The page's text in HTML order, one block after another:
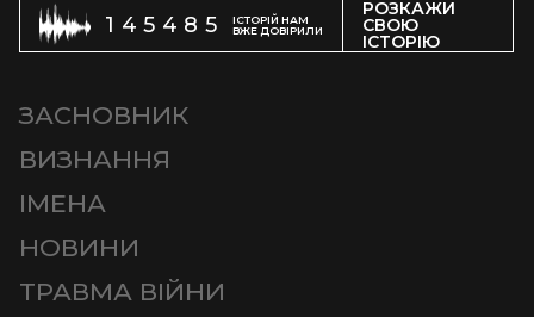
145485
ІСТОРІЙ НАМ
ВЖЕ ДОВІРИЛИ
РОЗКАЖИ
СВОЮ
ІСТОРІЮ
ЗАСНОВНИК
ВИЗНАННЯ
ІМЕНА
НОВИНИ
ТРАВМА ВІЙНИ